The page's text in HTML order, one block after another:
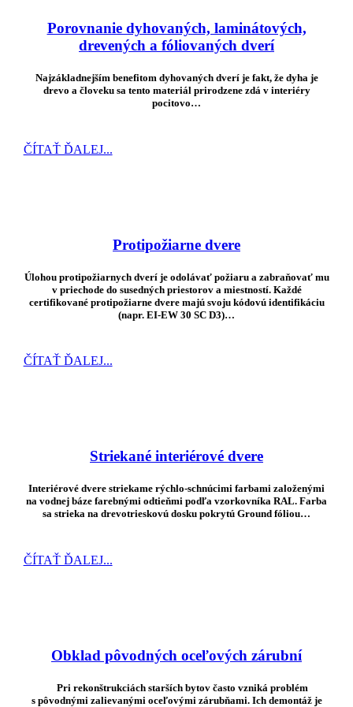
Porovnanie dyhovaných, laminátových,
drevených a fóliovaných dverí
Najzákladnejším benefitom dyhovaných dverí je fakt, že dyha je
drevo a človeku sa tento materiál prirodzene zdá v interiéry
pocitovo…
ČÍTAŤ ĎALEJ...
Protipožiarne dvere
Úlohou protipožiarnych dverí je odolávať požiaru a zabraňovať mu
v priechode do susedných priestorov a miestností. Každé
certifikované protipožiarne dvere majú svoju kódovú identifikáciu
(napr. EI-EW 30 SC D3)…
ČÍTAŤ ĎALEJ...
Striekané interiérové dvere
Interiérové dvere striekame rýchlo-schnúcimi farbami založenými
na vodnej báze farebnými odtieňmi podľa vzorkovníka RAL. Farba
sa strieka na drevotrieskovú dosku pokrytú Ground fóliou…
ČÍTAŤ ĎALEJ...
Obklad pôvodných oceľových zárubní
Pri rekonštrukciách starších bytov často vzniká problém
s pôvodnými zalievanými oceľovými zárubňami. Ich demontáž je